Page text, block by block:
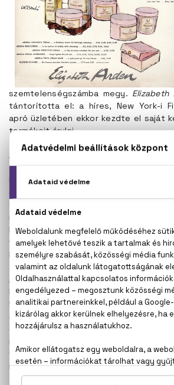
szemtelenségszámba megy. Elizabeth
tántorította el: a híres, New York-i
apró üzletében ekkor kezdte el saját
termékeit árulni.
Arden kőkemény emberi jogi
szépségipar úttörője volt. a II.
katonaságnál dolgozó nőket látta el
üzletében pedig olyan, akkoriban
forgásokat hirdetett, mint a
rendszeres hidratálás. Arden
bekövetkezett haláláig, 88 éves
vállalkozását – rajongói szerint még
letagadhatott volna a korából.
Az Elizabeth Arden nevével fémjelzett
legidőtálóbbnak a5th Avenue
5. sugárút épületeit idézi, a helyet,
szalonja állt. Az illat igazi
gyöngyvirág, szerecsendió és
változata a5th Avenue After Five- a
illatával igazi érzéki, esti ünnepi illat.